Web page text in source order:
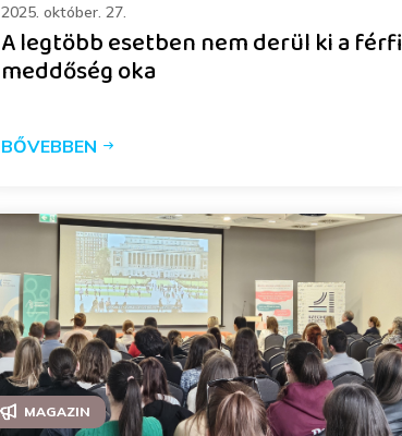
2025. október. 27.
A legtöbb esetben nem derül ki a férfi
meddőség oka
BŐVEBBEN
MAGAZIN